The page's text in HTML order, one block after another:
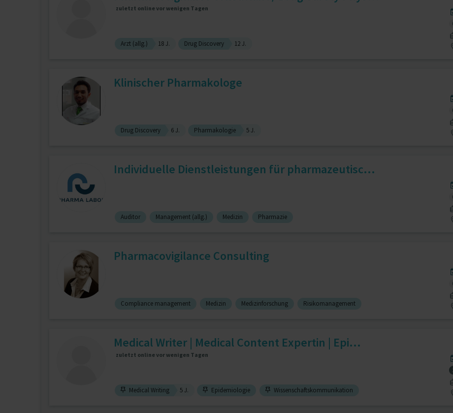
zuletzt online vor wenigen Tagen
Arzt (allg.) 18 J. Drug Discovery 12 J.
Klinischer Pharmakologe
Drug Discovery 6 J. Pharmakologie 5 J.
Individuelle Dienstleistungen für pharmazeutisc...
Auditor Management (allg.) Medizin Pharmazie
Pharmacovigilance Consulting
Compliance management Medizin Medizinforschung Risikomanagement
Medical Writer | Medical Content Expertin | Epi...
zuletzt online vor wenigen Tagen
Medical Writing 5 J. Epidemiologie Wissenschaftskommunikation